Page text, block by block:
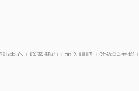
助中心 | 联系我们 | 加入唱吧 | 防诈骗专栏 |